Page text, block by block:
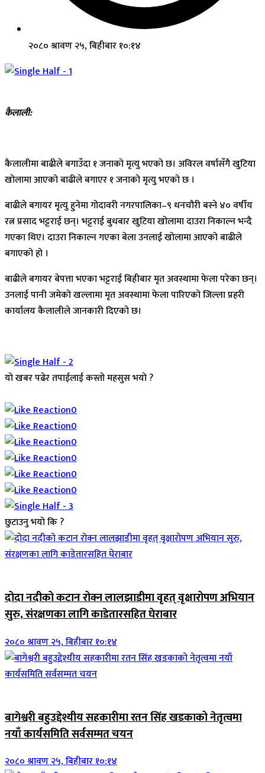
२०८० श्रावण २५, बिहीबार १०:१४
कैलाली:
कैलालीमा बाढीले बगाउँदा १ जनाको मृत्यु भएको छ। अविरल वर्षासँगै खुटिया
खोलामा आएको बाढीले बगाएर १ जनाको मृत्यु भएको छ ।
बाढीले बगायर मृत्यु हुनेमा गोदावरी नगरपालिका–९ धनचौरी बस्ने ४० वर्षीय
रत्न प्रसाद भट्टराई छन्। भट्टराई बुधबार खुटिया खोलामा दाउरा निकाल्न भन्दै
गएका थिए। दाउरा निकाल्न गएका बेला उनलाई खोलामा आएको बाढीले
बगाएको हो ।
बाढीले बगायर बेपत्ता भएका भट्टराई बिहीबार मृत अवस्थामा फेला परेका छन्।
उनलाई पानी जमेको खल्लामा मृत अवस्थामा फेला पारिएको जिल्ला प्रहरी
कार्यालय कैलालीले जानकारी दिएको छ।
यो खबर पढेर तपाईलाई कस्तो महसुस भयो ?
0
0
0
0
0
0
छुटाउनु भयो कि ?
दोदा नदीको कटान रोक्न लालझाडीमा वृहत् वृक्षारोपण अभियान
सुरु, संरक्षणका लागि काडेतारसहित घेराबार
२०८० श्रावण २५, बिहीबार १०:१४
बागेश्वरी बहुउद्देश्यीय सहकारीमा रतन सिंह खडकाको नेतृत्वमा
नयाँ कार्यसमिति सर्वसम्मत चयन
२०८० श्रावण २५, बिहीबार १०:१४